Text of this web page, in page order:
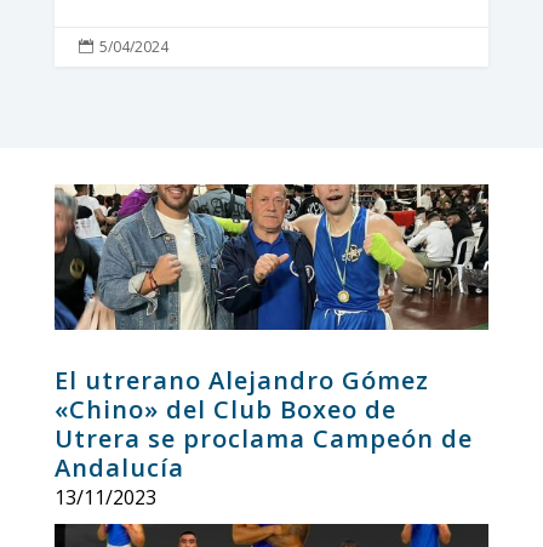
 5/04/2024
El utrerano Alejandro Gómez
«Chino» del Club Boxeo de
Utrera se proclama Campeón de
Andalucía
13/11/2023